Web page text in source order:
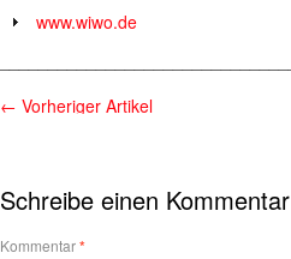
www.wiwo.de
← Vorheriger Artikel
Schreibe einen Kommentar
Kommentar*